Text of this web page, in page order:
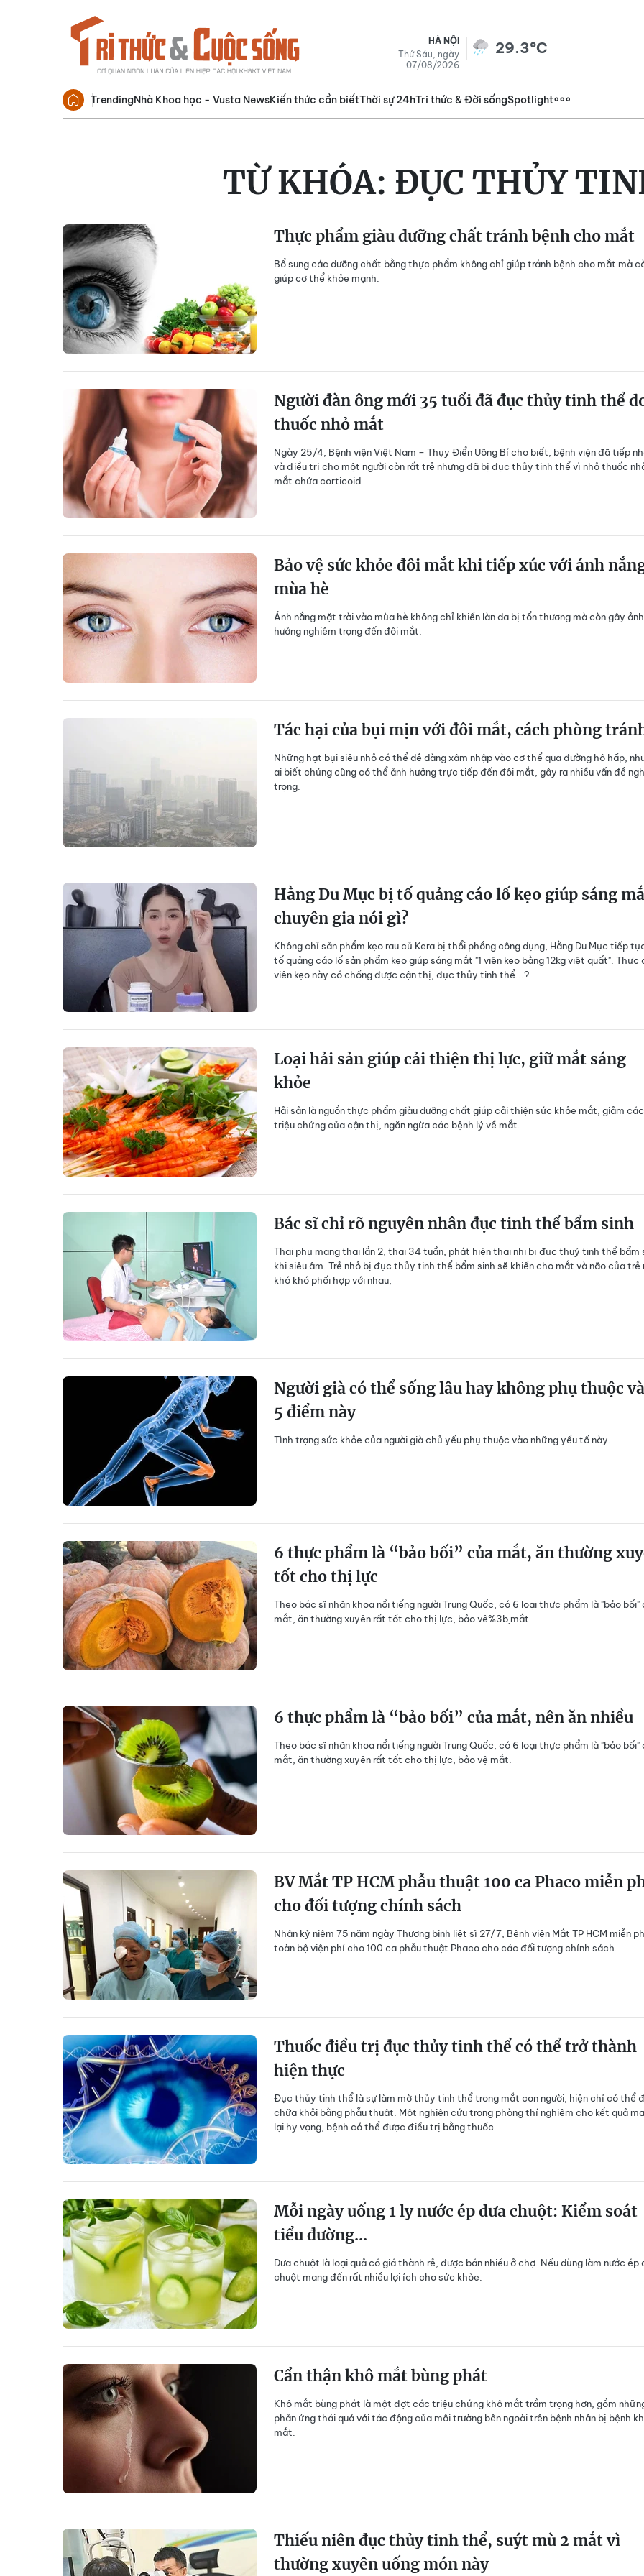
HÀ NỘI
Thứ Sáu, ngày
07/08/2026
29.3°C
TrendingNhà Khoa học - Vusta NewsKiến thức cần biếtThời sự 24hTri thức & Đời sốngSpotlight
TỪ KHÓA: ĐỤC THỦY
Thực phẩm giàu dưỡng chất tránh bệnh cho mắt
Bổ sung các dưỡng chất bằng thực phẩm không chỉ giúp tránh bệnh cho mắt mà
giúp cơ thể khỏe mạnh.
Người đàn ông mới 35 tuổi đã đục thủy tinh thể
thuốc nhỏ mắt
Ngày 25/4, Bệnh viện Việt Nam – Thụy Điển Uông Bí cho biết, bệnh viện đã tiếp
và điều trị cho một người còn rất trẻ nhưng đã bị đục thủy tinh thể vì nhỏ thuốc
mắt chứa corticoid.
Bảo vệ sức khỏe đôi mắt khi tiếp xúc với ánh
mùa hè
Ánh nắng mặt trời vào mùa hè không chỉ khiến làn da bị tổn thương mà còn gây ảnh
hưởng nghiêm trọng đến đôi mắt.
Tác hại của bụi mịn với đôi mắt, cách phòng
Những hạt bụi siêu nhỏ có thể dễ dàng xâm nhập vào cơ thể qua đường hô hấp,
ai biết chúng cũng có thể ảnh hưởng trực tiếp đến đôi mắt, gây ra nhiều vấn đề
trọng.
Hằng Du Mục bị tố quảng cáo lố kẹo giúp sáng
chuyên gia nói gì?
Không chỉ sản phẩm kẹo rau củ Kera bị thổi phồng công dụng, Hằng Du Mục tiếp
tố quảng cáo lố sản phẩm kẹo giúp sáng mắt "1 viên kẹo bằng 12kg việt quất". Thực
viên kẹo này có chống được cận thị, đục thủy tinh thể...?
Loại hải sản giúp cải thiện thị lực, giữ mắt sáng
khỏe
Hải sản là nguồn thực phẩm giàu dưỡng chất giúp cải thiện sức khỏe mắt, giảm các
triệu chứng của cận thị, ngăn ngừa các bệnh lý về mắt.
Bác sĩ chỉ rõ nguyên nhân đục tinh thể bẩm sinh
Thai phụ mang thai lần 2, thai 34 tuần, phát hiện thai nhi bị đục thuỷ tinh thể bẩm
khi siêu âm. Trẻ nhỏ bị đục thủy tinh thể bẩm sinh sẽ khiến cho mắt và não của trẻ
khó khó phối hợp với nhau,
Người già có thể sống lâu hay không phụ thuộc
5 điểm này
Tình trạng sức khỏe của người già chủ yếu phụ thuộc vào những yếu tố này.
6 thực phẩm là “bảo bối” của mắt, ăn thường
tốt cho thị lực
Theo bác sĩ nhãn khoa nổi tiếng người Trung Quốc, có 6 loại thực phẩm là "bảo bối"
mắt, ăn thường xuyên rất tốt cho thị lực, bảo vê%3ḅ mắt.
6 thực phẩm là “bảo bối” của mắt, nên ăn nhiều
Theo bác sĩ nhãn khoa nổi tiếng người Trung Quốc, có 6 loại thực phẩm là "bảo bối"
mắt, ăn thường xuyên rất tốt cho thị lực, bảo vệ mắt.
BV Mắt TP HCM phẫu thuật 100 ca Phaco miễn
cho đối tượng chính sách
Nhân kỷ niệm 75 năm ngày Thương binh liệt sĩ 27/7, Bệnh viện Mắt TP HCM miễn
toàn bộ viện phí cho 100 ca phẫu thuật Phaco cho các đối tượng chính sách.
Thuốc điều trị đục thủy tinh thể có thể trở thành
hiện thực
Đục thủy tinh thể là sự làm mờ thủy tinh thể trong mắt con người, hiện chỉ có thể
chữa khỏi bằng phẫu thuật. Một nghiên cứu trong phòng thí nghiệm cho kết quả
lại hy vọng, bệnh có thể được điều trị bằng thuốc
Mỗi ngày uống 1 ly nước ép dưa chuột: Kiểm soát
tiểu đường...
Dưa chuột là loại quả có giá thành rẻ, được bán nhiều ở chợ. Nếu dùng làm nước ép
chuột mang đến rất nhiều lợi ích cho sức khỏe.
Cẩn thận khô mắt bùng phát
Khô mắt bùng phát là một đợt các triệu chứng khô mắt trầm trọng hơn, gồm
phản ứng thái quá với tác động của môi trường bên ngoài trên bệnh nhân bị bệnh
mắt.
Thiếu niên đục thủy tinh thể, suýt mù 2 mắt vì
thường xuyên uống món này